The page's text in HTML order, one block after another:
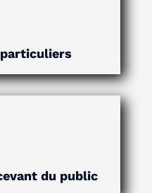
du public